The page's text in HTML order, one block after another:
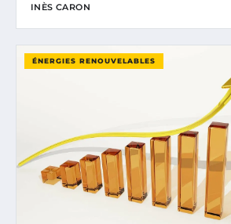
INÈS CARON
ÉNERGIES RENOUVELABLES